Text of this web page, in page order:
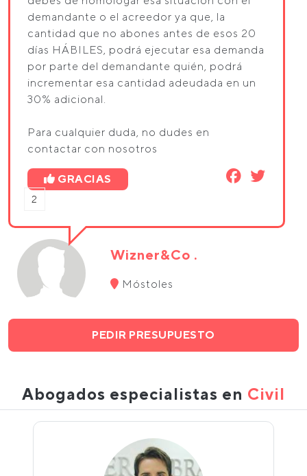
demandante o el acreedor ya que, la
cantidad que no abones antes de esos 20
días HÁBILES, podrá ejecutar esa demanda
por parte del demandante quién, podrá
incrementar esa cantidad adeudada en un
30% adicional.
Para cualquier duda, no dudes en
contactar con nosotros
GRACIAS
2
Wizner&Co .
Móstoles
PEDIR PRESUPUESTO
Abogados especialistas en Civil